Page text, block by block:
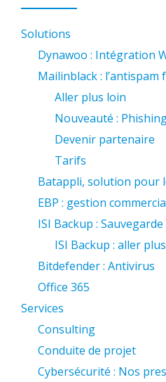
Solutions
Dynawoo : Intégration
Mailinblack :
Aller plus loin
Nouveauté :
Devenir partenaire
Tarifs
Batappli, solution pour
EBP : gestion
ISI Backup :
ISI Backup : aller
Bitdefender : Antivirus
Office 365
Services
Consulting
Conduite de projet
Cybersécurité : Nos